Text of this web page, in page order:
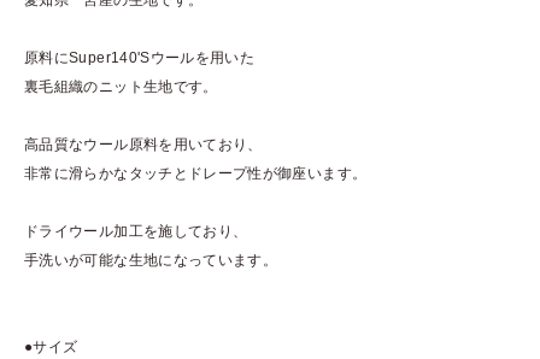
原料にSuper140'Sウールを用いた
裏毛組織のニット生地です。
高品質なウール原料を用いており、
非常に滑らかなタッチとドレープ性が御座います。
ドライウール加工を施しており、
手洗いが可能な生地になっています。
●サイズ